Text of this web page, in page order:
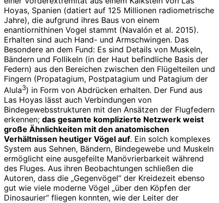
Hoyas, Spanien (datiert auf 125 Millionen radiometrische
Jahre), die aufgrund ihres Baus von einem
enantiornithinen Vogel stammt (Navalón et al. 2015).
Erhalten sind auch Hand- und Armschwingen. Das
Besondere an dem Fund: Es sind Details von Muskeln,
Bändern und Follikeln (in der Haut befindliche Basis der
Federn) aus den Bereichen zwischen den Flügelteilen und
Fingern (Propatagium, Postpatagium und Patagium der
Alula3) in Form von Abdrücken erhalten. Der Fund aus
Las Hoyas lässt auch Verbindungen von
Bindegewebsstrukturen mit den Ansätzen der Flugfedern
erkennen; das gesamte komplizierte Netzwerk weist
große Ähnlichkeiten mit den anatomischen
Verhältnissen heutiger Vögel auf. Ein solch komplexes
System aus Sehnen, Bändern, Bindegewebe und Muskeln
ermöglicht eine ausgefeilte Manövrierbarkeit während
des Fluges. Aus ihren Beobachtungen schließen die
Autoren, dass die „Gegenvögel“ der Kreidezeit ebenso
gut wie viele moderne Vögel „über den Köpfen der
Dinosaurier“ fliegen konnten, wie der Leiter der